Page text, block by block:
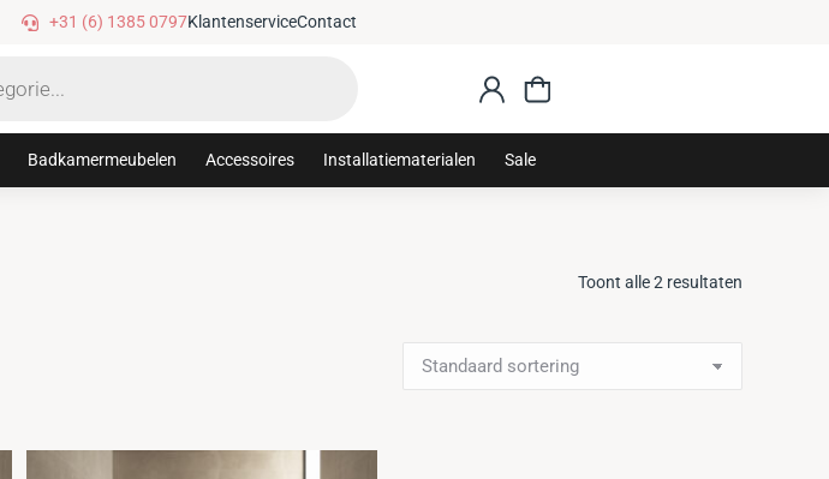
Gratis verzending vanaf €75,-
+31 (6) 1385 0797KlantenserviceContact
Badkamermeubelen Accessoires Installatiematerialen Sale
Toont alle 2 resultaten